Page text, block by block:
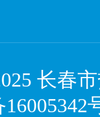
长春